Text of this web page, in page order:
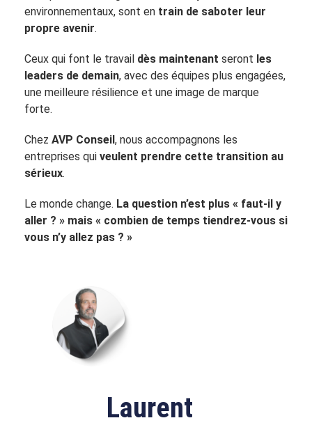
environnementaux, sont en train de saboter leur
propre avenir.
Ceux qui font le travail dès maintenant seront les
leaders de demain, avec des équipes plus engagées,
une meilleure résilience et une image de marque
forte.
Chez AVP Conseil, nous accompagnons les
entreprises qui veulent prendre cette transition au
sérieux.
Le monde change. La question n’est plus « faut-il y
aller ? » mais « combien de temps tiendrez-vous si
vous n’y allez pas ? »
Laurent